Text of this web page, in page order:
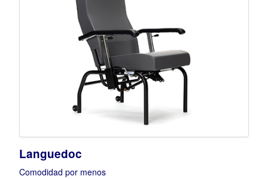
Languedoc
Comodidad por menos